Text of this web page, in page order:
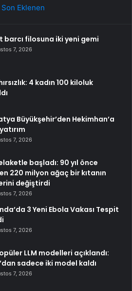
Son Eklenen
barcı filosuna iki yeni gemi
7, 2026
4 kadın 100 kiloluk
Büyükşehir’den Hekimhan’a
7, 2026
başladı: 90 yıl önce
220 milyon ağaç bir kıtanın
değiştirdi
7, 2026
3 Yeni Ebola Vakası Tespit
7, 2026
LLM modelleri açıklandı:
sadece iki model kaldı
7, 2026